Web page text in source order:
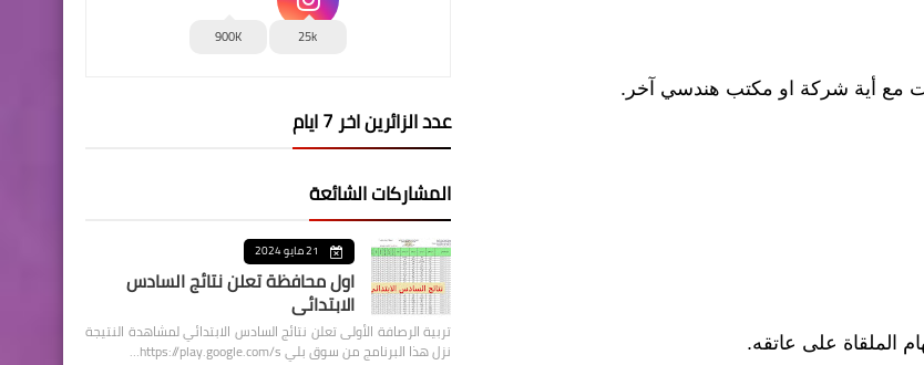
25k
900K
عدد الزائرين اخر 7 ايام
المشاركات الشائعة
21 مايو 2024
اول محافظة تعلن نتائج السادس
الابتدائي
تربية الرصافة الأولى تعلن نتائج السادس الابتدائي لمشاهدة النتيجة
نزل هذا البرنامج من سوق بلي https://play.google.com/s…